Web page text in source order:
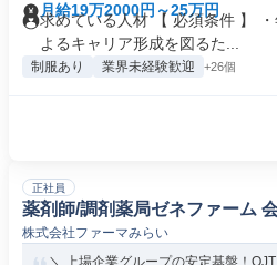
月給19万2000円～25万円
求めている人材 【 必須条件 】
よるキャリア形成を図るた...
制服あり 業界未経験歓迎 +26個
正社員
薬剤師/調剤薬局ゼネファーム
株式会社ファーマみらい
＼ 上場企業グループの安定基盤！